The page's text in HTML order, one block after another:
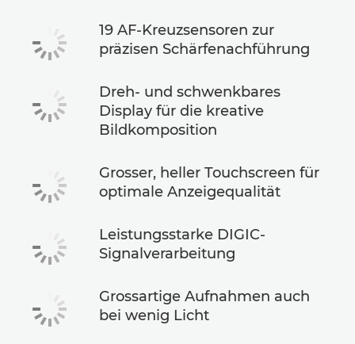
19 AF-Kreuzsensoren zur
präzisen Schärfenachführung
Dreh- und schwenkbares
Display für die kreative
Bildkomposition
Grosser, heller Touchscreen für
optimale Anzeigequalität
Leistungsstarke DIGIC-
Signalverarbeitung
Grossartige Aufnahmen auch
bei wenig Licht